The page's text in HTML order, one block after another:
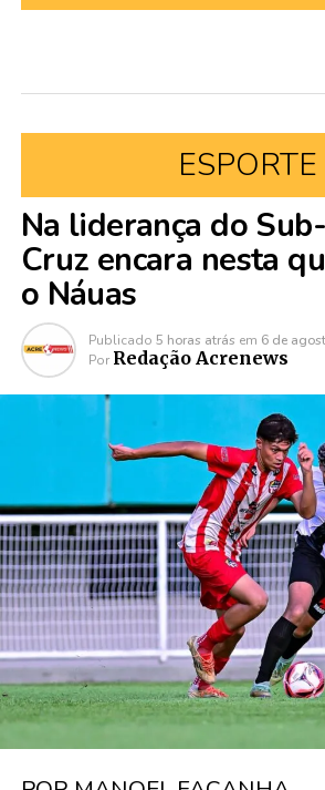
ESPORTE
Na liderança do
Cruz encara nesta
o Náuas
Publicado 5 horas atrás em 6 de
Por Redação Acrenews